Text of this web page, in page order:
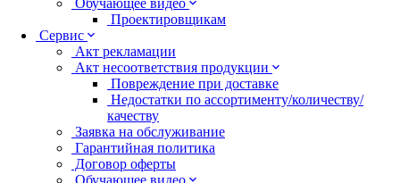
Обучающее видео
Проектировщикам
Сервис
Акт рекламации
Акт несоответствия продукции
Повреждение при доставке
Недостатки по ассортименту/количеству/
качеству
Заявка на обслуживание
Гарантийная политика
Договор оферты
Обучающее видео